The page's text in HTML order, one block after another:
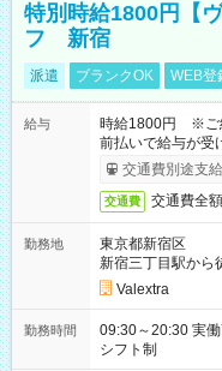
特別時給1800円【
フ 新宿
派遣 ブランクOK WEB登
給与
時給1800円 ※ご
前払いで給与が受
交通費別途支
交通費 交通費全
勤務地
東京都新宿区
新宿三丁目駅から
Valextra
勤務時間
09:30～20:30 実働7.5時間／休憩1.5時間 営業時間に合わせた
シフト制